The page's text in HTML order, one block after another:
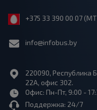
+375 33 390 00 07
info@infobus.by
220090, Республика
22А, офис 302.
Офис: Пн-Пт, 9:00 -
Поддержка: 24/7